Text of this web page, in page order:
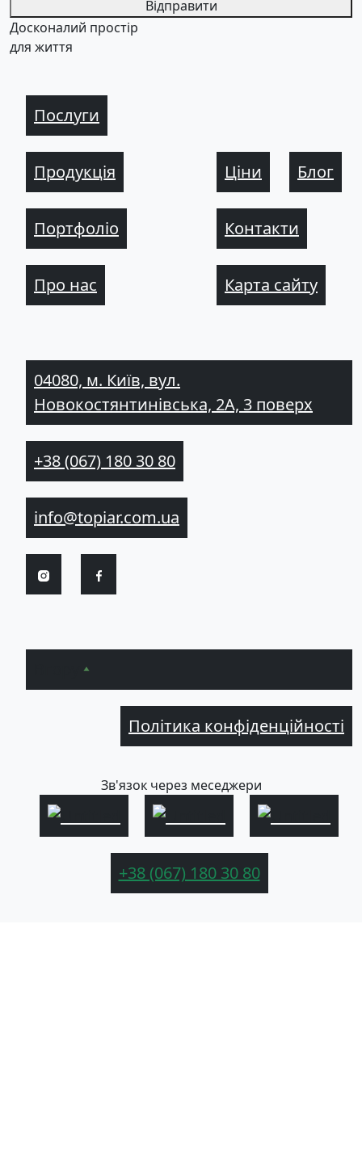
Відправити
Досконалий простір
для життя
Послуги
Продукція
Портфоліо
Про нас
Ціни Блог
Контакти
Карта сайту
04080, м. Київ, вул.
Новокостянтинівська, 2А, 3 поверх
+38 (067) 180 30 80
info@topiar.com.ua
Політика конфіденційності
Зв'язок через меседжери
+38 (067) 180 30 80